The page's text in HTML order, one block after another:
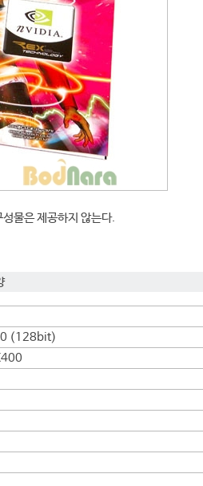
물은 제공하지 않는다.
(128bit)